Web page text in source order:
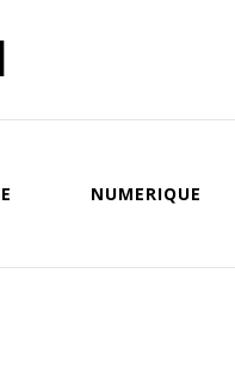
NUMERIQUE